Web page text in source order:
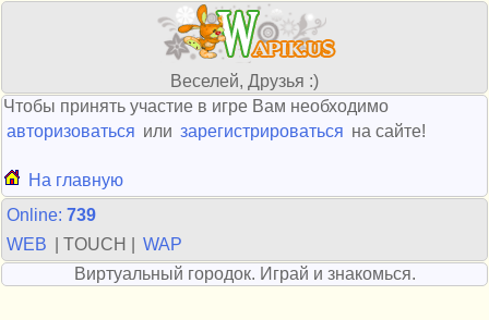
Веселей, Друзья :)
Чтобы принять участие в игре Вам необходимо
авторизоваться или зарегистрироваться на сайте!
На главную
Online: 739
WEB
| TOUCH |
WAP
Виртуальный городок. Играй и знакомься.